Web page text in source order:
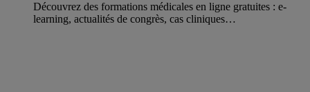
Découvrez des formations médicales en ligne gratuites : e-
learning, actualités de congrès, cas cliniques…